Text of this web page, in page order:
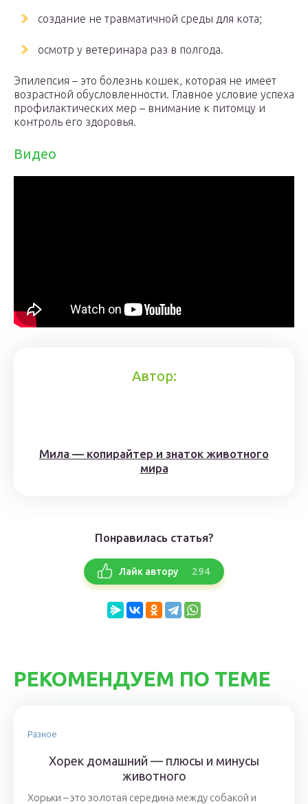
создание не травматичной среды для кота;
осмотр у ветеринара раз в полгода.
Эпилепсия – это болезнь кошек, которая не имеет
возрастной обусловленности. Главное условие успеха
профилактических мер – внимание к питомцу и
контроль его здоровья.
Видео
Автор:
Мила — копирайтер и знаток животного
мира
Понравилась статья?
Лайк автору 294
РЕКОМЕНДУЕМ ПО ТЕМЕ
Разное
Хорек домашний — плюсы и минусы
животного
Хорьки – это золотая середина между собакой и